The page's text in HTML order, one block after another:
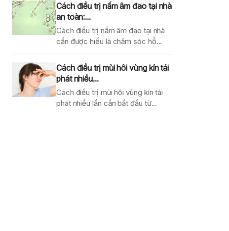
Cách điều trị nấm âm đao tại nhà
an toàn:...
Cách điều trị nấm âm đao tại nhà
cần được hiểu là chăm sóc hỗ...
Cách điều trị mùi hôi vùng kín tái
phát nhiều...
Cách điều trị mùi hôi vùng kín tái
phát nhiều lần cần bắt đầu từ...